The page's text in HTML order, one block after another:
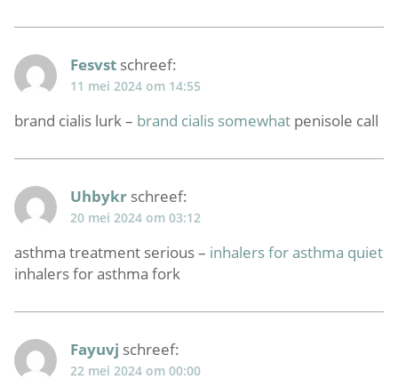
Fesvst schreef:
11 mei 2024 om 14:55
brand cialis lurk – brand cialis somewhat penisole call
Uhbykr schreef:
20 mei 2024 om 03:12
asthma treatment serious – inhalers for asthma quiet
inhalers for asthma fork
Fayuvj schreef:
22 mei 2024 om 00:00